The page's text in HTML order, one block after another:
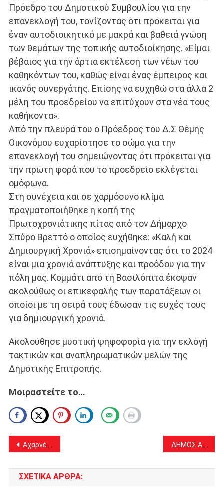
Πρόεδρο του Δημοτικού Συμβουλίου για την
επανεκλογή του, τονίζοντας ότι πρόκειται για
έναν αυτοδιοικητικό με μακρά και βαθειά γνώση
των θεμάτων της τοπικής αυτοδιοίκησης. «Είμαι
βέβαιος για την άρτια εκτέλεση των νέων του
καθηκόντων του, καθώς είναι ένας έμπειρος και
ικανός συνεργάτης. Επίσης να ευχηθώ στα άλλα 2
μέλη του προεδρείου να επιτύχουν στα νέα τους
καθήκοντα».
Από την πλευρά του ο Πρόεδρος του Δ.Σ Θέμης
Οικονόμου ευχαρίστησε το σώμα για την
επανεκλογή του σημειώνοντας ότι πρόκειται για
την πρώτη φορά που το προεδρείο εκλέγεται
ομόφωνα.
Στη συνέχεια και σε χαρμόσυνο κλίμα
πραγματοποιήθηκε η κοπή της
Πρωτοχρονιάτικης πίτας από τον Δήμαρχο
Σπύρο Βρεττό ο οποίος ευχήθηκε: «Καλή και
Δημιουργική Χρονιά» επισημαίνοντας ότι το 2024
είναι μια χρονιά ανάπτυξης και προόδου για την
πόλη μας. Κομμάτι από τη Βασιλόπιτα έκοψαν
ακολούθως οι επικεφαλής των παρατάξεων οι
οποίοι με τη σειρά τους έδωσαν τις ευχές τους
για δημιουργική χρονιά.
Ακολούθησε μυστική ψηφοφορία για την εκλογή
τακτικών και αναπληρωματικών μελών της
Δημοτικής Επιτροπής.
Μοιραστείτε το…
Πλοήγηση
άρθρων
Αχαρνές: Η Βασιλική Καβαλλάρη νέα Αντιπεριφερειάρχης Ανατολικής Αττικής
ΣΧΕΤΙΚΆ ΆΡΘΡΑ: